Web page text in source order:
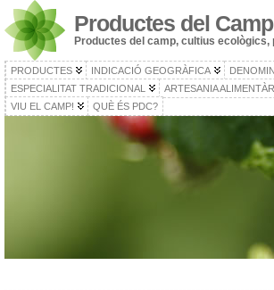
Productes del Camp
Productes del camp, cultius
PRODUCTES INDICACIÓ GEOGRÀFICA
ESPECIALITAT TRADICIONAL
ARTESANIA
VIU EL CAMP!
QUÈ ÉS PDC?